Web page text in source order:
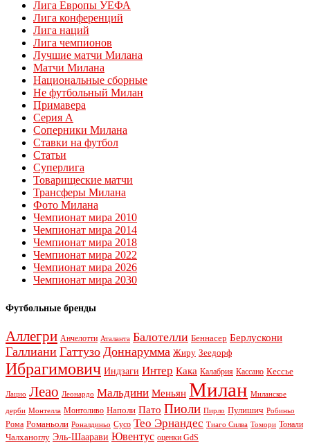
Лига Европы УЕФА
Лига конференций
Лига наций
Лига чемпионов
Лучшие матчи Милана
Матчи Милана
Национальные сборные
Не футбольный Милан
Примавера
Серия А
Соперники Милана
Ставки на футбол
Статьи
Суперлига
Товарищеские матчи
Трансферы Милана
Фото Милана
Чемпионат мира 2010
Чемпионат мира 2014
Чемпионат мира 2018
Чемпионат мира 2022
Чемпионат мира 2026
Чемпионат мира 2030
Футбольные бренды
Аллегри Анчелотти Аталанта Балотелли Беннасер Берлускони
Галлиани Гаттузо Доннарумма Жиру Зеедорф
Ибрагимович Индзаги Интер Кака Калабрия Кассано Кессье
Лацио Леао Леонардо Мальдини Меньян Милан Миланское
дерби Монтелла Монтоливо Наполи Пато Пиоли Пирло Пулишич Робиньо
Рома Романьоли Роналдиньо Сусо Тео Эрнандес Тиаго Силва Томори Тонали
Чалханоглу Эль-Шаарави Ювентус оценки GdS